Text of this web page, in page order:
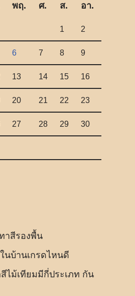
พฤ. ศ. ส. อา.
1 2
6 7 8 9
13 14 15 16
20 21 22 23
27 28 29 30
าสีรองพื้น
นบ้านเกรดไหนดี
ไม้เทียมมีกี่ประเภท กัน